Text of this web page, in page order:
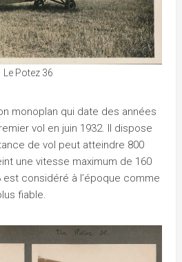
Le Potez 36
monoplan qui date des années
vol en juin 1932. Il dispose
de vol peut atteindre 800
une vitesse maximum de 160
considéré à l’époque comme
fiable.